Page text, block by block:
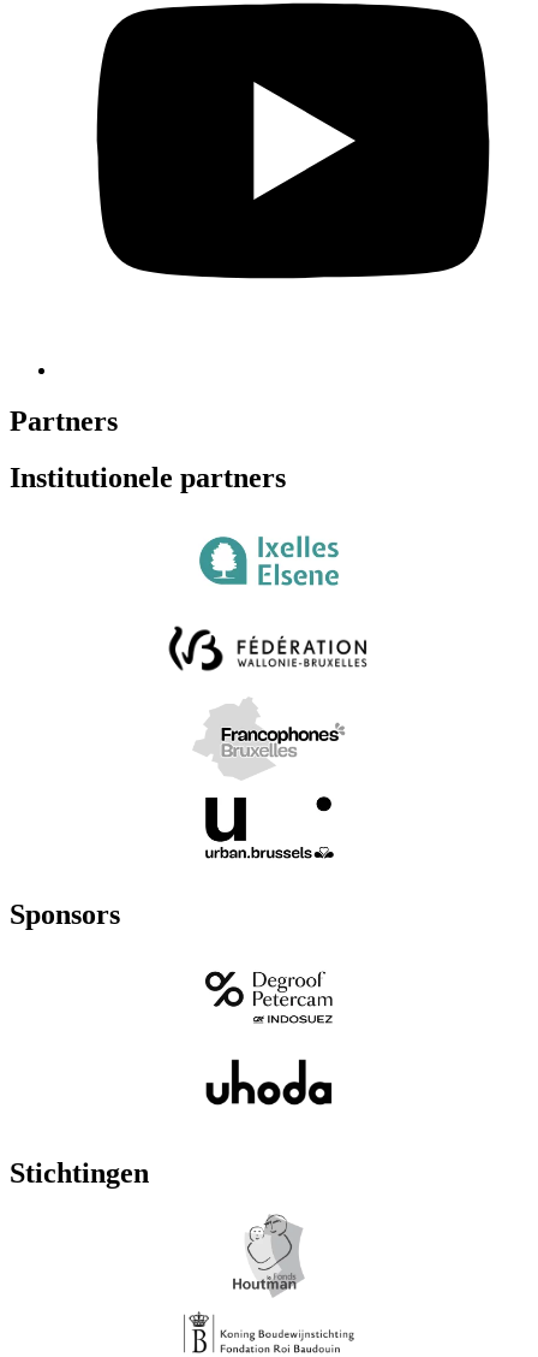
Partners
Institutionele partners
Sponsors
Stichtingen